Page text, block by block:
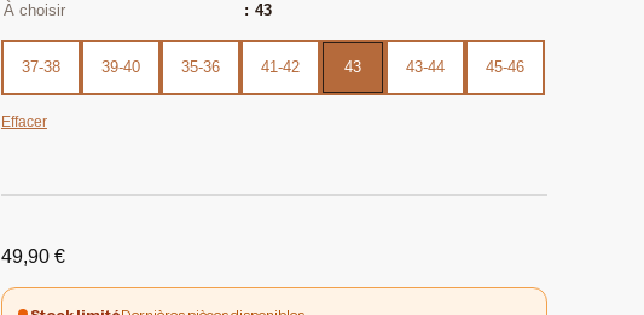
: 43
37-38 39-40 35-36 41-42 43 43-44 45-46
Effacer
49,90 €